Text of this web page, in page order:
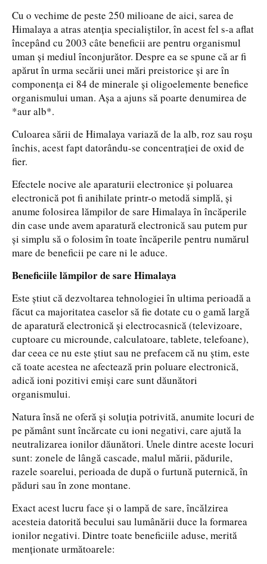
Cu o vechime de peste 250 milioane de aici, sarea de
Himalaya a atras atenția specialiștilor, în acest fel s-a aflat
începând cu 2003 câte beneficii are pentru organismul
uman și mediul înconjurător. Despre ea se spune că ar fi
apărut în urma secării unei mări preistorice și are în
componența ei 84 de minerale și oligoelemente benefice
organismului uman. Așa a ajuns să poarte denumirea de
*aur alb*.
Culoarea sării de Himalaya variază de la alb, roz sau roșu
închis, acest fapt datorându-se concentrației de oxid de
fier.
Efectele nocive ale aparaturii electronice și poluarea
electronică pot fi anihilate printr-o metodă simplă, și
anume folosirea lămpilor de sare Himalaya în încăperile
din case unde avem aparatură electronică sau putem pur
și simplu să o folosim în toate încăperile pentru numărul
mare de beneficii pe care ni le aduce.
Beneficiile lămpilor de sare Himalaya
Este știut că dezvoltarea tehnologiei în ultima perioadă a
făcut ca majoritatea caselor să fie dotate cu o gamă largă
de aparatură electronică și electrocasnică (televizoare,
cuptoare cu microunde, calculatoare, tablete, telefoane),
dar ceea ce nu este știut sau ne prefacem că nu știm, este
că toate acestea ne afectează prin poluare electronică,
adică ioni pozitivi emiși care sunt dăunători
organismului.
Natura însă ne oferă și soluția potrivită, anumite locuri de
pe pământ sunt încărcate cu ioni negativi, care ajută la
neutralizarea ionilor dăunători. Unele dintre aceste locuri
sunt: zonele de lângă cascade, malul mării, pădurile,
razele soarelui, perioada de după o furtună puternică, în
păduri sau în zone montane.
Exact acest lucru face și o lampă de sare, încălzirea
acesteia datorită becului sau lumânării duce la formarea
ionilor negativi. Dintre toate beneficiile aduse, merită
menționate următoarele: